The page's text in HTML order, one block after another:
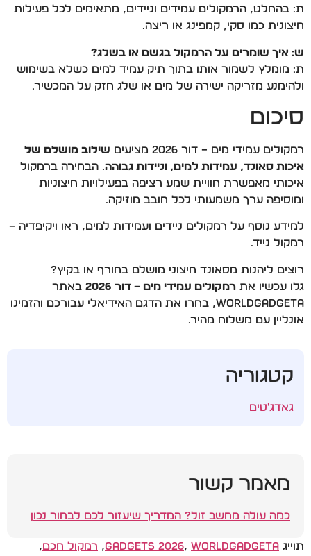
ת: בהחלט, הרמקולים עמידים וניידים, מתאימים לכל פעילות
חיצונית כמו סקי, קמפינג או ריצה.
ש: איך שומרים על הרמקול בגשם או בשלג?
ת: מומלץ לשמור אותו בתוך תיק עמיד למים כשלא בשימוש
ולהימנע מזריקה ישירה של מים או שלג חזק על המכשיר.
סיכום
רמקולים עמידי מים – דור 2026 מציעים
שילוב מושלם של
איכות סאונד, עמידות למים, וניידות גבוהה. הבחירה ברמקול
איכותי מאפשרת חוויית שמע רציפה בפעילויות חיצוניות
ומוסיפה ערך משמעותי לכל חובב מוזיקה.
למידע נוסף על רמקולים ניידים ועמידות למים, ראו ויקיפדיה –
רמקול נייד.
רוצים ליהנות מסאונד חיצוני מושלם בחורף או בקיץ?
גלו עכשיו את רמקולים עמידי מים – דור 2026
באתר
WorldGadgeta, בחרו את הדגם האידיאלי עבורכם והזמינו
אונליין עם משלוח מהיר.
קטגוריה
גאדג'טים
מאמר קשור
כמה עולה מחשב זול? המדריך שיעזור לכם לבחור נכון
תוייג Gadgets 2026, WorldGadgeta
, רמקול חכם,